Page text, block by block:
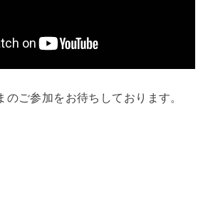
のご参加をお待ちしております。